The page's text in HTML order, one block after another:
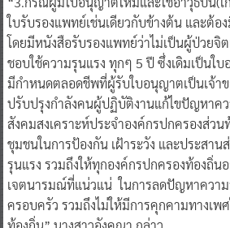
ใบรับรองแพทย์เช่นเดียวกับข้างต้น และต้อ
โดยมีหนังสือรับรองแพทย์ว่าไม่เป็นผู้ป่วยจิ
ชอบใช้ความรุนแรง ทุกๆ 5 ปี ซึ่งเดิมเป็นใ
มีกำหนดตลอดชีพที่ผู้รับใบอนุญาตเป็นเจ้า
ปรับปรุงกำลังคนผู้ปฏิบัติงานแก้ไขปัญหาค
สังคมสงเคราะห์ประจำองค์กรปกครองส่ว
ชุมชนในการป้องกัน เฝ้าระวัง และประสา
รุนแรง รวมถึงให้ทุกองค์กรปกครองท้องถิ่น
เจตนารมณ์ที่แน่วแน่ ในการลดปัญหาความ
ครอบครัว รวมถึงไม่ให้มีการคุกคามทางเพ